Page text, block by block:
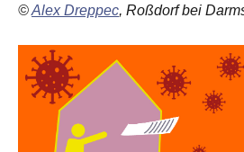
©Alex Dreppec, Roßdorf bei